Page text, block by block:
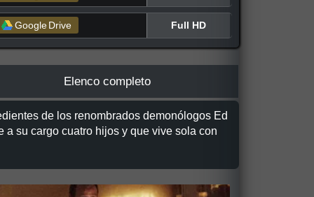
GoogleDrive Full HD
Elenco completo
de los renombrados demonólogos Ed
a su cargo cuatro hijos y que vive sola con